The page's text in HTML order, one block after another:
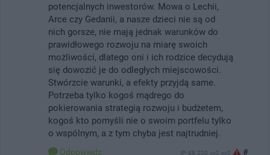
potencjalnych inwestorów. Mowa o Lechii,
Arce czy Gedanii, a nasze dzieci nie są od
nich gorsze, nie mają jednak warunków do
prawidłowego rozwoju na miarę swoich
możliwości, dlatego oni i ich rodzice decydują
się dowozić je do odległych miejscowości.
Stwórzcie warunki, a efekty przyjdą same.
Potrzeba tylko kogoś mądrego do
pokierowania strategią rozwoju i budżetem,
kogoś kto pomyśli nie o swoim portfelu tylko
o wspólnym, a z tym chyba jest najtrudniej.
Odpowiedz IP: 88.220.xx2.xx0 #